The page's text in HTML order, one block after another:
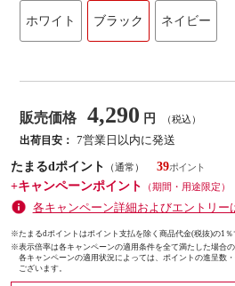
ホワイト ブラック ネイビー
販売価格 4,290 円 （税込）
出荷目安： 7営業日以内に発送
たまるdポイント
（通常）
39
+キャンペーンポイント
（期間・用途限定）
各キャンペーン詳細およびエントリー
※たまるdポイントはポイント支払を除く商品代金(税抜)の1％
※表示倍率は各キャンペーンの適用条件を全て満たした場合の
各キャンペーンの適用状況によっては、ポイントの進呈数
ございます。